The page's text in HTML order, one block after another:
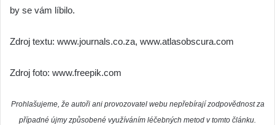
by se vám líbilo.
Zdroj textu: www.journals.co.za, www.atlasobscura.com
Zdroj foto: www.freepik.com
Prohlašujeme, že autoři ani provozovatel webu nepřebírají zodpovědnost za
případné újmy způsobené využíváním léčebných metod v tomto článku.